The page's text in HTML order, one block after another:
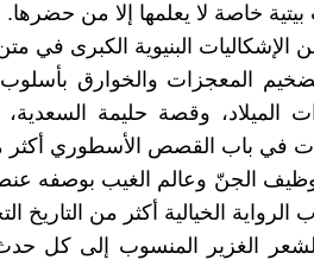
بيتية خاصة لا يعلمها إلا من حضرها.
الإشكاليات البنيوية الكبرى في
تضخيم المعجزات والخوارق
الميلاد، وقصة حليمة
في باب القصص الأسطوري أكثر
توظيف الجنّ وعالم الغيب بوصفه
الرواية الخيالية أكثر من التاريخ
الشعر الغزير المنسوب إلى كل